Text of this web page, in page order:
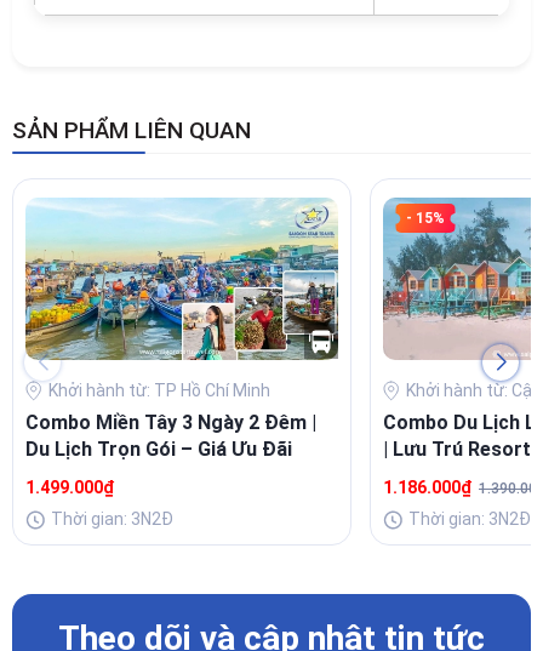
SẢN PHẨM LIÊN QUAN
Khởi hành từ: TP Hồ Chí Minh
Combo Miền Tây 3 Ngày 2 Đêm |
Du Lịch Trọn Gói – Giá Ưu Đãi
1.499.000₫
Thời gian: 3N2Đ
- 15%
Khởi hành từ:
Combo Du Lịch
| Lưu Trú Resort
Buffet Sang
1.186.000₫
Thời gian: 3N2Đ
Theo dõi và cập nhật tin tức